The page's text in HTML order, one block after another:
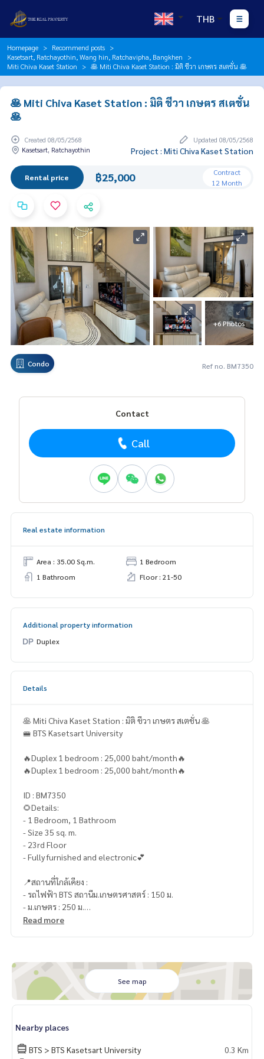
THB
Homepage
Recommend posts
Kasetsart, Ratchayothin, Wang hin, Ratchavipha, Bangkhen
Miti Chiva Kaset Station
🥞 Miti Chiva Kaset Station : มิติ ชีวา เกษตร สเตชั่น 🥞
🥞 Miti Chiva Kaset Station : มิติ ชีวา เกษตร สเตชั่น
🥞
Created 08/05/2568
Updated 08/05/2568
Kasetsart, Ratchayothin
Project : Miti Chiva Kaset Station
Rental price ฿25,000
Contract
12 Month
+6 Photos
Condo Ref no. BM7350
Contact
Call
Real estate information
Area : 35.00 Sq.m.
1 Bedroom
1 Bathroom
Floor : 21-50
Additional property information
Duplex
Details
🥞 Miti Chiva Kaset Station : มิติ ชีวา เกษตร สเตชั่น 🥞
🚝 BTS Kasetsart University
🔥Duplex 1 bedroom : 25,000 baht/month🔥
🔥Duplex 1 bedroom : 25,000 baht/month🔥
ID : BM7350
🌻Details:
- 1 Bedroom, 1 Bathroom
- Size 35 sq. m.
- 23rd Floor
- Fully furnished and electronic💕
📍สถานที่ใกล้เคียง :
- รถไฟฟ้า BTS สถานีม.เกษตรศาสตร์ : 150 ม.
- ม.เกษตร : 250 ม.
- ตลาดอมรพันธ์ : 270 ม.
- Major รัชโยธิน : 5.8 กม.
🥰 Contact
Line : @therealproperty
WhatsApp :+66 82 269 6289
Tel
Call082-269-6289Mo for EN/TH
Read more
See map
Nearby places
BTS > BTS Kasetsart University 0.3 Km